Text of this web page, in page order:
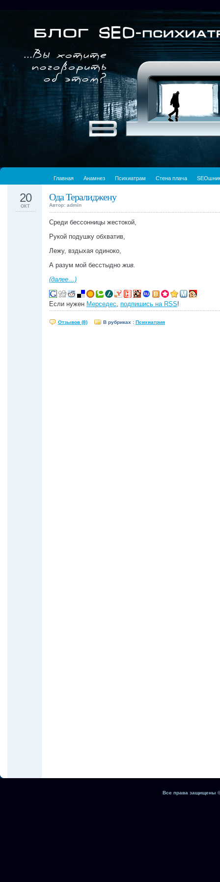
Главная Анамнез Психиатрам Стена плача
Ода Тералиджену
Автор: admin
20
ОКТ
Среди бессонницы жестокой,
Рукой подушку обхватив,
Лежу, вздыхая одиноко,
А разум мой бесстыдножив.
(далее…)
Если нужен Мерседес, подпишись на RSS!
Отзывов (8) В рубриках : Психиатрия
Все права защищены